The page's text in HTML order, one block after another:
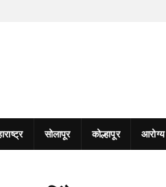
सोलापूर कोल्हापूर आरोग्य